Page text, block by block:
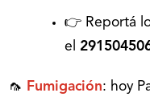
👉 Reportá
el
🦟 Fumigación: hoy